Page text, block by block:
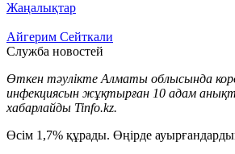
Жаңалықтар
Айгерим Сейткали
Служба новостей
Өткен тәулікте Алматы облысында
инфекциясын жұқтырған 10 адам
хабарлайды Tinfo.kz.
Өсім 1,7% құрады. Өңірде